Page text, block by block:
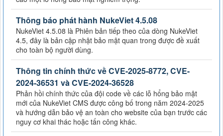
Thông báo phát hành NukeViet 4.5.08
NukeViet 4.5.08 là Phiên bản tiếp theo của dòng NukeViet
4.5, đây là bản cập nhật bảo mật quan trong được đề xuất
cho toàn bộ người dùng.
Thông tin chính thức về CVE-2025-8772, CVE-
2024-36531 và CVE-2024-36528
Phản hồi chính thức của đội code về các lỗ hổng bảo mật
mới của NukeViet CMS được công bố trong năm 2024-2025
và hướng dẫn bảo vệ an toàn cho website của bạn trước các
nguy cơ khai thác hoặc tấn công khác.